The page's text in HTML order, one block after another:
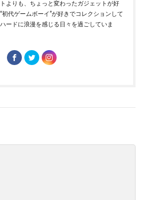
よりも、ちょっと変わったガジェットが好
初代ゲームボーイ”が好きでコレクションして
ードに浪漫を感じる日々を過ごしていま